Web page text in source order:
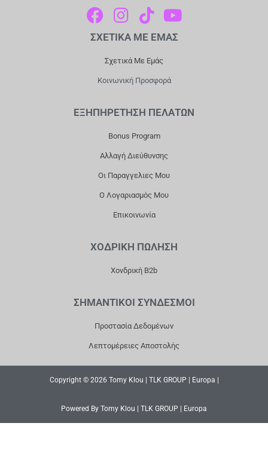
F
A
C
B
O
I
N
S
T
A
R
M
T
I
K
T
O
Y
O
U
E
ΣΧΕΤΙΚΑ ΜΕ ΕΜΑΣ
Σχετικά Με Εμάς
Κοινωνική Προσφορά
ΕΞΗΠΗΡΕΤΗΣΗ ΠΕΛΑΤΩΝ
Bonus Program
Αλλαγή Διεύθυνσης
Οι Παραγγελιες Μου
Ο Λογαριασμός Μου
Επικοινωνία
ΧΟΔΡΙΚΗ ΠΩΛΗΣΗ
Χονδρική B2b
ΣΗΜΑΝΤΙΚΟΙ ΣΥΝΔΕΣΜΟΙ
Προστασία Δεδομένων
Λεπτομέρειες Αποστολής
Copyright © 2026 Tomy Klou | TLK GROUP | Europa |
Powered By Tomy Klou | TLK GROUP | Europa